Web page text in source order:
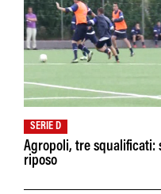
SERIE D
Agropoli, tre squalificati:
riposo